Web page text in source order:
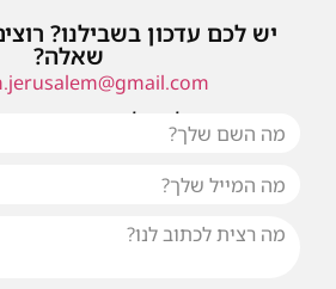
יש לכם עדכון בשבילנו?
שאלה?
או שילחו אלינו פנייה ונחזור